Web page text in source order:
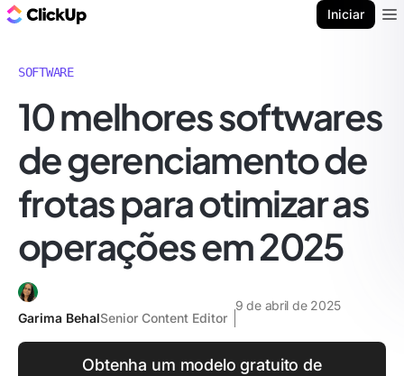
Iniciar
SOFTWARE
10 melhores softwares
de gerenciamento de
frotas para otimizar as
operações em 2025
Garima BehalSenior Content Editor
9 de abril de 2025
Obtenha um modelo gratuito de